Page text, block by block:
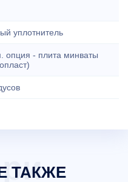
уплотнитель
опция - плита минваты
ТАКЖЕ